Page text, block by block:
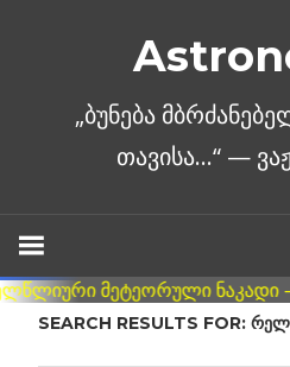
SEARCH RESULTS FOR: